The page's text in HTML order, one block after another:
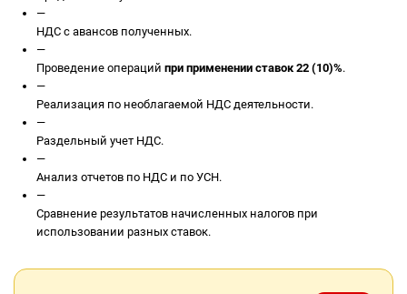
—
НДС с авансов полученных.
—
Проведение операций при применении ставок 22 (10)%.
—
Реализация по необлагаемой НДС деятельности.
—
Раздельный учет НДС.
—
Анализ отчетов по НДС и по УСН.
—
Сравнение результатов начисленных налогов при
использовании разных ставок.